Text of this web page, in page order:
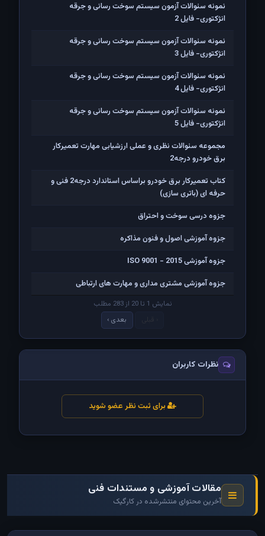
نمونه سئوالات آزمون سیستم سوخت رسانی و جرقه
انژکتوری- فایل 2
نمونه سئوالات آزمون سیستم سوخت رسانی و جرقه
انژکتوری- فایل 3
نمونه سئوالات آزمون سیستم سوخت رسانی و جرقه
انژکتوری- فایل 4
نمونه سئوالات آزمون سیستم سوخت رسانی و جرقه
انژکتوری- فایل 5
مجموعه سئوالات نظری و عملی ارزشیابی مهارت تعمیرکار
برق خودرو درجه2
کتاب تعمیرکار برق خودرو براساس استاندارد درجه2 فنی و
حرفه ای (باتری سازی)
جزوه درسی سوخت و احتراق
جزوه آموزشی اصول و فنون مذاکره
جزوه آموزشی ISO 9001 - 2015
جزوه آموزشی مشتری مداری و مهارت های ارتباطی
نمایش 1 تا 20 از 283 مطلب
بعدی ›
نظرات کاربران
برای ثبت نظر عضو شوید
مقالات آموزشی و مستندات فنی
آخرین محتوای منتشرشده در کارگیک